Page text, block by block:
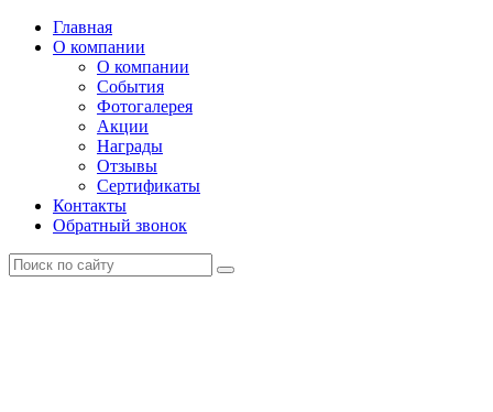
Главная
О компании
О компании
События
Фотогалерея
Акции
Награды
Отзывы
Сертификаты
Контакты
Обратный звонок